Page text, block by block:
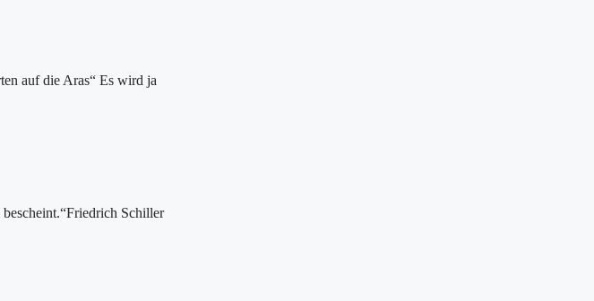
auf die Aras“ Es wird ja
Schiller